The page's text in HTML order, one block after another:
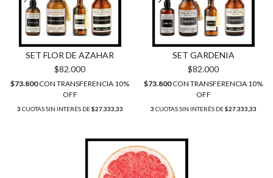
SET FLOR DE AZAHAR
$82.000
$73.800CON TRANSFERENCIA 10%
OFF
3 CUOTAS SIN INTERÉS DE$27.333,33
SET GARDENIA
$82.000
$73.800CON TRANSFERENCIA 10%
OFF
3 CUOTAS SIN INTERÉS DE$27.333,33